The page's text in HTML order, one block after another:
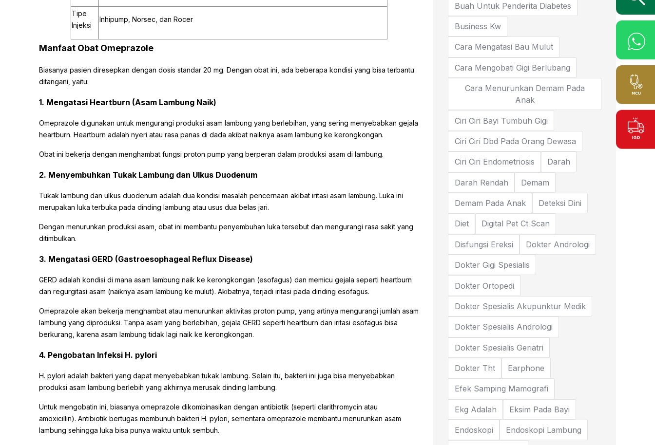
Tipe
Injeksi
Inhipump, Norsec, dan Rocer
Manfaat Obat Omeprazole
Biasanya pasien diresepkan dengan dosis standar 20 mg. Dengan obat ini, ada beberapa kondisi yang bisa terbantu
ditangani, yaitu:
1. Mengatasi Heartburn (Asam Lambung Naik)
Omeprazole digunakan untuk mengurangi produksi asam lambung yang berlebihan, yang sering menyebabkan gejala
heartburn. Heartburn adalah nyeri atau rasa panas di dada akibat naiknya asam lambung ke kerongkongan.
Obat ini bekerja dengan menghambat fungsi proton pump yang berperan dalam produksi asam di lambung.
2. Menyembuhkan Tukak Lambung dan Ulkus Duodenum
Tukak lambung dan ulkus duodenum adalah dua kondisi masalah pencernaan akibat iritasi asam lambung. Luka ini
merupakan luka terbuka pada dinding lambung atau usus dua belas jari.
Dengan menurunkan produksi asam, obat ini membantu penyembuhan luka tersebut dan mengurangi rasa sakit yang
ditimbulkan.
3. Mengatasi GERD (Gastroesophageal Reflux Disease)
GERD adalah kondisi di mana asam lambung naik ke kerongkongan (esofagus) dan memicu gejala seperti heartburn
dan regurgitasi asam (naiknya asam lambung ke mulut). Akibatnya, terjadi iritasi pada dinding esofagus.
Omeprazole akan bekerja menghambat atau menurunkan aktivitas proton pump, yang artinya mengurangi jumlah asam
lambung yang diproduksi. Tanpa asam yang berlebihan, gejala GERD seperti heartburn dan iritasi esofagus bisa
berkurang, karena asam lambung tidak lagi naik ke kerongkongan.
4. Pengobatan Infeksi H. pylori
H. pylori adalah bakteri yang dapat menyebabkan tukak lambung. Selain itu, bakteri ini juga bisa menyebabkan
produksi asam lambung berlebih yang akhirnya merusak dinding lambung.
Untuk mengobatin ini, biasanya omeprazole dikombinasikan dengan antibiotik (seperti clarithromycin atau
amoxicillin). Antibiotik bertugas membunuh bakteri H. pylori, sementara omeprazole membantu menurunkan asam
lambung sehingga luka bisa punya waktu untuk sembuh.
Buah Untuk Penderita Diabetes
Business Kw
Cara Mengatasi Bau Mulut
Cara Mengobati Gigi Berlubang
Cara Menurunkan Demam Pada
Anak
Ciri Ciri Bayi Tumbuh Gigi
Ciri Ciri Dbd Pada Orang Dewasa
Ciri Ciri Endometriosis Darah
Darah Rendah Demam
Demam Pada Anak Deteksi Dini
Diet Digital Pet Ct Scan
Disfungsi Ereksi Dokter Andrologi
Dokter Gigi Spesialis
Dokter Ortopedi
Dokter Spesialis Akupunktur Medik
Dokter Spesialis Andrologi
Dokter Spesialis Geriatri
Dokter Tht Earphone
Efek Samping Mamografi
Ekg Adalah Eksim Pada Bayi
Endoskopi Endoskopi Lambung